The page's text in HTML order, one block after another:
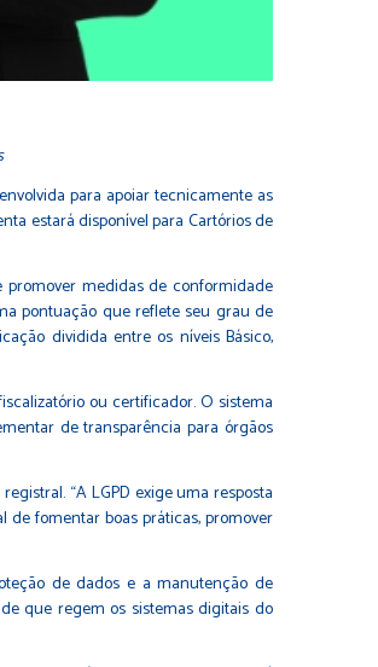
para apoiar tecnicamente as
estará disponível para Cartórios de
promover medidas de conformidade
pontuação que reflete seu grau de
dividida entre os níveis Básico,
ou certificador. O sistema
de transparência para órgãos
“A LGPD exige uma resposta
fomentar boas práticas, promover
de dados e a manutenção de
que regem os sistemas digitais do